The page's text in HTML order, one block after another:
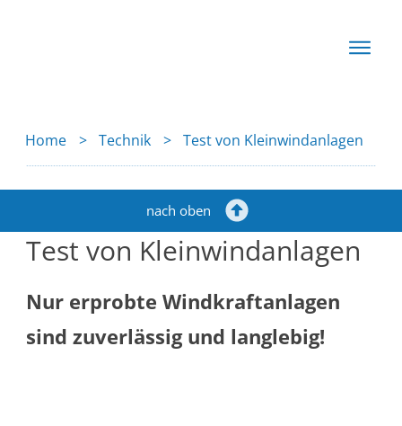
Home > Technik > Test von Kleinwindanlagen
nach oben
Test von Kleinwindanlagen
Nur erprobte Windkraftanlagen
sind zuverlässig und langlebig!